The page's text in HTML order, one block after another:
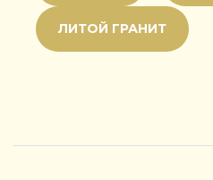
ЛИТОЙ ГРАНИТ